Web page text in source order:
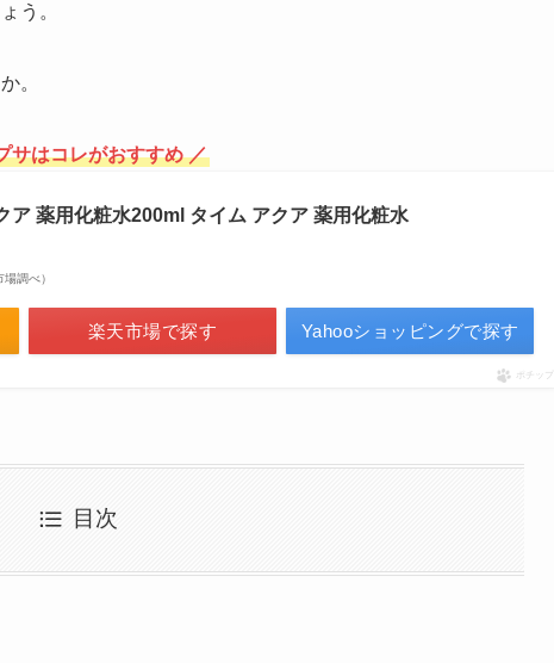
う。
。
サはコレがおすすめ ／
ア 薬用化粧水200ml タイム アクア 薬用化粧水
調べ）
楽天市場で探す Yahooショッピングで探す
ポチップ
目次